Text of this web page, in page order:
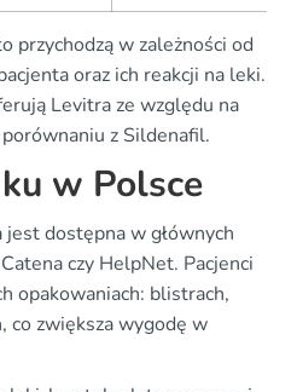
przychodzą w zależności od
oraz ich reakcji na leki.
Levitra ze względu na
z Sildenafil.
w Polsce
dostępna w głównych
czy HelpNet. Pacjenci
opakowaniach: blistrach,
co zwiększa wygodę w